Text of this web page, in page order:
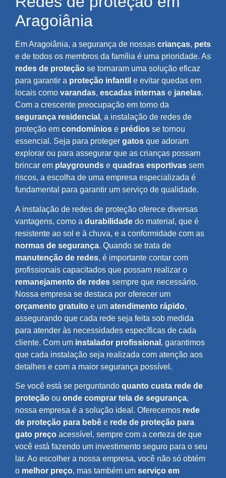
Aragoiânia
Em Aragoiânia, a segurança de nossas crianças, pets
e de todos os membros da família é uma prioridade. As
redes de proteção se tornaram uma solução eficaz
para garantir a proteção infantil e evitar quedas em
locais como varandas, escadas internas e janelas.
Com a crescente preocupação em torno da
segurança residencial , a instalação de redes de
proteção em condomínios e prédios se tornou
essencial. Seja para proteger gatos que adoram
explorar ou para assegurar que as crianças possam
brincar em playgrounds e quadras esportivas sem
riscos, a escolha de uma empresa especializada é
fundamental para garantir um serviço de qualidade.
A instalação de redes de proteção oferece diversas
vantagens, como a durabilidade do material, que é
resistente ao sol e à chuva, e a conformidade com as
normas de segurança. Quando se trata de
manutenção de redes, é importante contar com
profissionais capacitados que possam realizar o
remanejamento de redes sempre que necessário.
Nossa empresa se destaca por oferecer um
orçamento gratuito e um atendimento rápido,
assegurando que cada rede seja feita sob medida
para atender às necessidades específicas de cada
cliente. Com um instalador profissional , garantimos
que cada instalação seja realizada com atenção aos
detalhes e com a maior segurança possível.
Se você está se perguntando quanto custa rede de
proteção ou onde comprar tela de segurança,
nossa empresa é a solução ideal. Oferecemos rede
de proteção para bebê e rede de proteção para
gato preço acessível, sempre com a certeza de que
você está fazendo um investimento seguro para o seu
lar. Ao escolher a nossa empresa, você não só obtém
o melhor preço, mas também um serviço em